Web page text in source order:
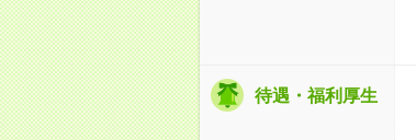
待遇・福利厚生